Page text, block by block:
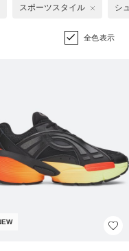
スポーツスタイル シ
全色表示